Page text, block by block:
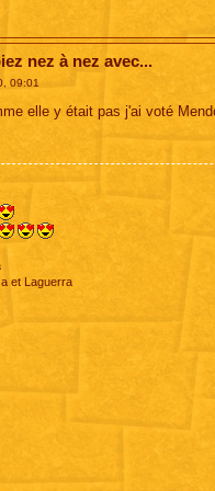
nez à nez avec...
09:01
elle y était pas j'ai voté
et Laguerra